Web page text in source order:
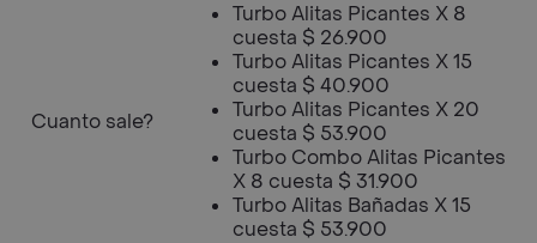
Cuanto sale?
Turbo Alitas Picantes X 8
cuesta $ 26.900
Turbo Alitas Picantes X 15
cuesta $ 40.900
Turbo Alitas Picantes X 20
cuesta $ 53.900
Turbo Combo Alitas Picantes
X 8 cuesta $ 31.900
Turbo Alitas Bañadas X 15
cuesta $ 53.900